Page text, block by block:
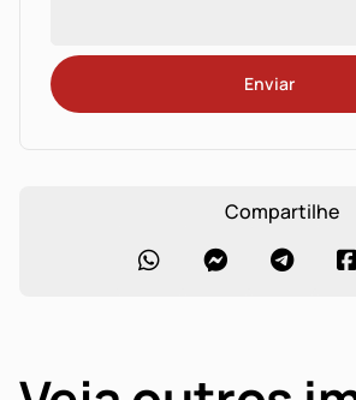
Enviar
Compartilhe